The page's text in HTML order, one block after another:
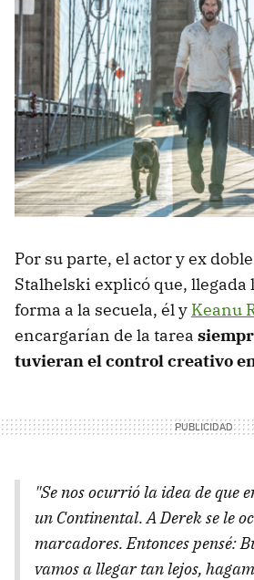
Por su parte, el actor y ex
Stalhelski explicó que, llegada
forma a la secuela, él y Keanu
encargarían de la tarea
tuvieran el control creativo
"Se nos ocurrió la idea de que
un Continental. A Derek se le
marcadores. Entonces pensé:
vamos a llegar tan lejos,